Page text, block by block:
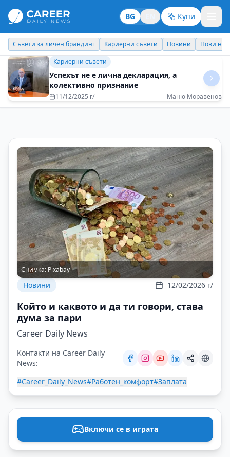
BG Купи
Кариерни съвети Новини Нови назначения Днес празнува
Бизнес брандинг
Приятно е всеки ден да се будим с вълнение
за предстоящото
08/05/2025 г/ Катя Димитрова - Interpartners
Снимка: Pixabay
Новини 12/02/2026 г/
Който и каквото и да ти говори, става
дума за пари
Career Daily News
Контакти на Career Daily
News:
#Career_Daily_News#Работен_комфорт#Заплата
Включи се в играта